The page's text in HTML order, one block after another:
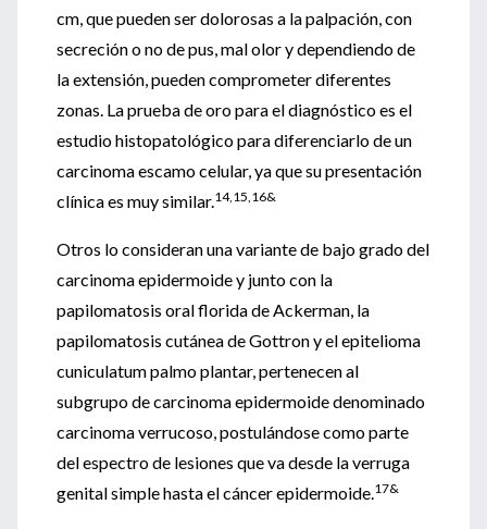
cm, que pueden ser dolorosas a la palpación, con
secreción o no de pus, mal olor y dependiendo de
la extensión, pueden comprometer diferentes
zonas. La prueba de oro para el diagnóstico es el
estudio histopatológico para diferenciarlo de un
carcinoma escamo celular, ya que su presentación
clínica es muy similar.14,15,16&
Otros lo consideran una variante de bajo grado del
carcinoma epidermoide y junto con la
papilomatosis oral florida de Ackerman, la
papilomatosis cutánea de Gottron y el epitelioma
cuniculatum palmo plantar, pertenecen al
subgrupo de carcinoma epidermoide denominado
carcinoma verrucoso, postulándose como parte
del espectro de lesiones que va desde la verruga
genital simple hasta el cáncer epidermoide.17&